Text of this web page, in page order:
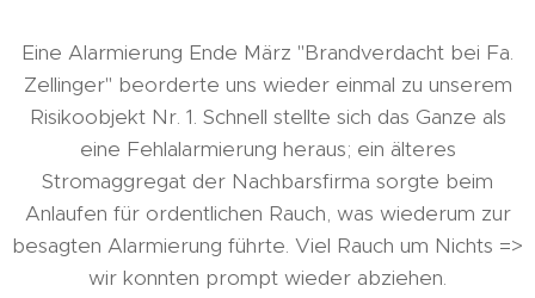
Eine Alarmierung Ende März "Brandverdacht bei Fa.
Zellinger" beorderte uns wieder einmal zu unserem
Risikoobjekt Nr. 1. Schnell stellte sich das Ganze als
eine Fehlalarmierung heraus; ein älteres
Stromaggregat der Nachbarsfirma sorgte beim
Anlaufen für ordentlichen Rauch, was wiederum zur
besagten Alarmierung führte. Viel Rauch um Nichts =>
wir konnten prompt wieder abziehen.